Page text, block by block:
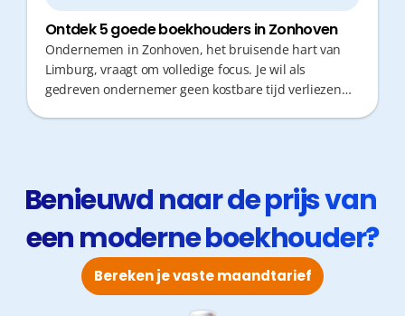
Ontdek 5 goede boekhouders in Zonhoven
Ondernemen in Zonhoven, het bruisende hart van
Limburg, vraagt om volledige focus. Je wil als
gedreven ondernemer geen kostbare tijd verliezen
waarbij moderne efficiëntie het verschil maakt.
Benieuwd naar de prijs van
een moderne boekhouder?
Bereken je vaste maandtarief